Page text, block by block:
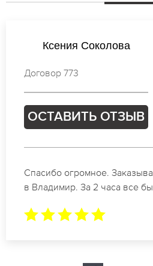
Анастасия
Договор 718
ОСТАВИТЬ
Отличные специалисты
коррекции бровей в